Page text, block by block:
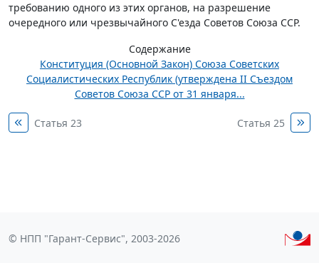
требованию одного из этих органов, на разрешение
очередного или чрезвычайного С'езда Советов Союза ССР.
Содержание
Конституция (Основной Закон) Союза Советских
Социалистических Республик (утверждена II Съездом
Советов Союза ССР от 31 января...
Статья 23 Статья 25
© НПП "Гарант-Сервис", 2003-2026